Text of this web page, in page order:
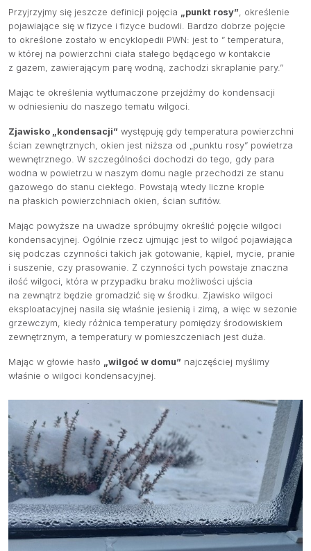
Przyjrzyjmy się jeszcze definicji pojęcia „punkt rosy” , określenie
pojawiające się w fizyce i fizyce budowli. Bardzo dobrze pojęcie
to określone zostało w encyklopedii PWN: jest to ” temperatura,
w której na powierzchni ciała stałego będącego w kontakcie
z gazem, zawierającym parę wodną, zachodzi skraplanie pary.”
Mając te określenia wytłumaczone przejdźmy do kondensacji
w odniesieniu do naszego tematu wilgoci.
Zjawisko „kondensacji” występuję gdy temperatura powierzchni
ścian zewnętrznych, okien jest niższa od „punktu rosy” powietrza
wewnętrznego. W szczególności dochodzi do tego, gdy para
wodna w powietrzu w naszym domu nagle przechodzi ze stanu
gazowego do stanu ciekłego. Powstają wtedy liczne krople
na płaskich powierzchniach okien, ścian sufitów.
Mając powyższe na uwadze spróbujmy określić pojęcie wilgoci
kondensacyjnej. Ogólnie rzecz ujmując jest to wilgoć pojawiająca
się podczas czynności takich jak gotowanie, kąpiel, mycie, pranie
i suszenie, czy prasowanie. Z czynności tych powstaje znaczna
ilość wilgoci, która w przypadku braku możliwości ujścia
na zewnątrz będzie gromadzić się w środku. Zjawisko wilgoci
eksploatacyjnej nasila się właśnie jesienią i zimą, a więc w sezonie
grzewczym, kiedy różnica temperatury pomiędzy środowiskiem
zewnętrznym, a temperatury w pomieszczeniach jest duża.
Mając w głowie hasło „wilgoć w domu” najczęściej myślimy
właśnie o wilgoci kondensacyjnej.